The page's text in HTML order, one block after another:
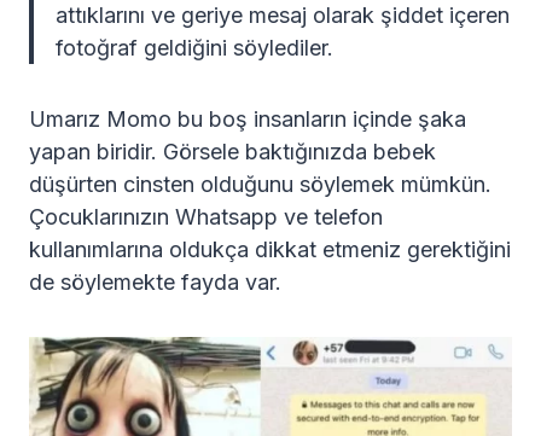
attıklarını ve geriye mesaj olarak şiddet içeren
fotoğraf geldiğini söylediler.
Umarız Momo bu boş insanların içinde şaka
yapan biridir. Görsele baktığınızda bebek
düşürten cinsten olduğunu söylemek mümkün.
Çocuklarınızın Whatsapp ve telefon
kullanımlarına oldukça dikkat etmeniz gerektiğini
de söylemekte fayda var.